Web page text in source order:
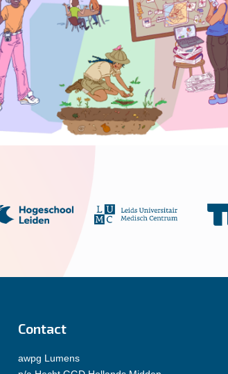
Contact
awpg Lumens